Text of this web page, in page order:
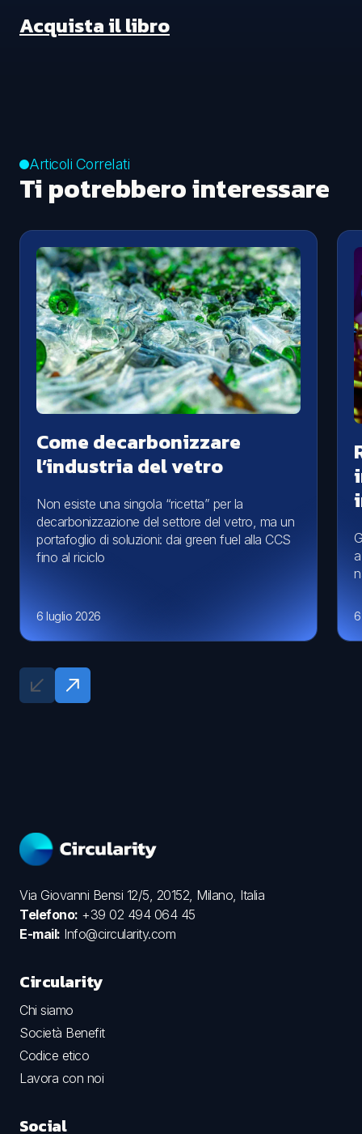
Acquista il libro
Articoli Correlati
Ti potrebbero interessare
Come decarbonizzare
l’industria del vetro
Non esiste una singola “ricetta” per la
decarbonizzazione del settore del vetro, ma un
portafoglio di soluzioni: dai green fuel alla CCS
fino al riciclo
6 luglio 2026
Via Giovanni Bensi 12/5, 20152, Milano, Italia
Telefono: +39 02 494 064 45
E-mail: Info@circularity.com
Circularity
Chi siamo
Società Benefit
Codice etico
Lavora con noi
Social